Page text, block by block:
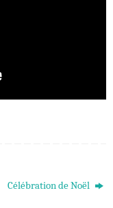
Célébration de Noël